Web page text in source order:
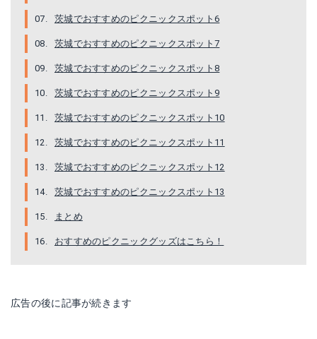
茨城でおすすめのピクニックスポット6
茨城でおすすめのピクニックスポット7
茨城でおすすめのピクニックスポット8
茨城でおすすめのピクニックスポット9
茨城でおすすめのピクニックスポット10
茨城でおすすめのピクニックスポット11
茨城でおすすめのピクニックスポット12
茨城でおすすめのピクニックスポット13
まとめ
おすすめのピクニックグッズはこちら！
広告の後に記事が続きます